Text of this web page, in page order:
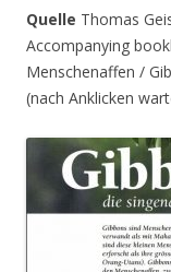
Quelle Thomas
Accompanying
Menschenaffen /
(nach Anklicken